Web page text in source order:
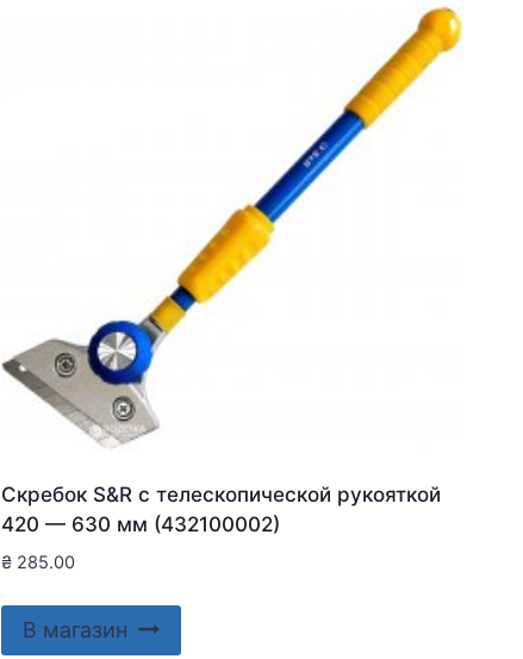
Скребок S&R с телескопической рукояткой
420 — 630 мм (432100002)
₴285.00
В магазин